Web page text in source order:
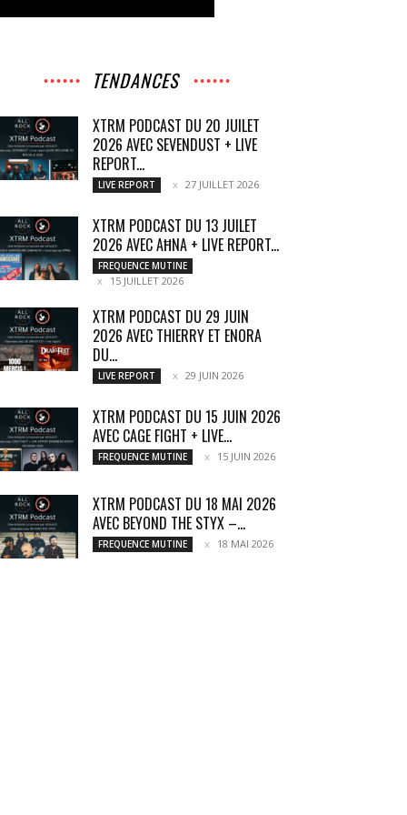
TENDANCES
XTRM PODCAST DU 20 JUILET
2026 AVEC SEVENDUST + LIVE
REPORT...
LIVE REPORT 27 JUILLET 2026
XTRM PODCAST DU 13 JUILET
2026 AVEC AĦNA + LIVE REPORT...
FREQUENCE MUTINE
15 JUILLET 2026
XTRM PODCAST DU 29 JUIN
2026 AVEC THIERRY ET ENORA
DU...
LIVE REPORT 29 JUIN 2026
XTRM PODCAST DU 15 JUIN 2026
AVEC CAGE FIGHT + LIVE...
FREQUENCE MUTINE 15 JUIN 2026
XTRM PODCAST DU 18 MAI 2026
AVEC BEYOND THE STYX –...
FREQUENCE MUTINE 18 MAI 2026